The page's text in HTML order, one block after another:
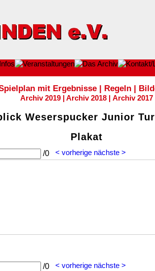
mit Ergebnisse | Regeln |
Archiv 2019| Archiv 2018| Archiv 2017
Weserspucker Junior
Plakat
< vorherige
/0 nächste >
< vorherige
/0 nächste >